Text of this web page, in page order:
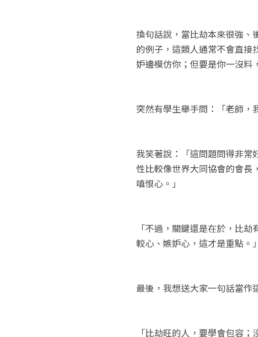
換句話說，當比劫本來很強、
的例子，這類人通常不會直接
妒邊模仿你；但要是你一沒料
突然有學生舉手問：「老師，
我笑著說：「這問題問得非常
性比較像世界大同協會的會長
嗔恨心。」
「不過，關鍵還是在於，比
較心、嫉妒心，這才是重點。」
最後，我想送大家一句話當作
「比劫旺的人，要學會包容；